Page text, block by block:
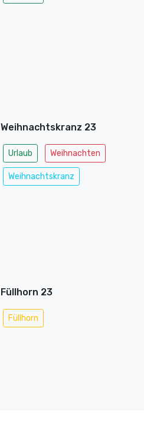
Weihnachtskranz 23
Urlaub Weihnachten
Weihnachtskranz
Füllhorn 23
Füllhorn